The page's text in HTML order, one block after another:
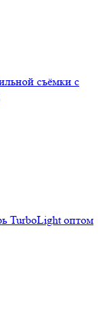
съёмки с
TurboLight оптом